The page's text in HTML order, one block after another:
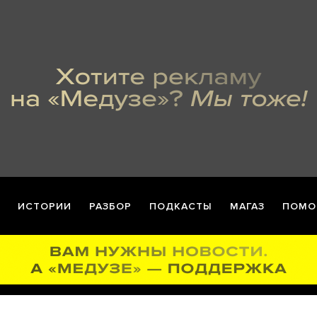
ИСТОРИИ РАЗБОР ПОДКАСТЫ МАГАЗ